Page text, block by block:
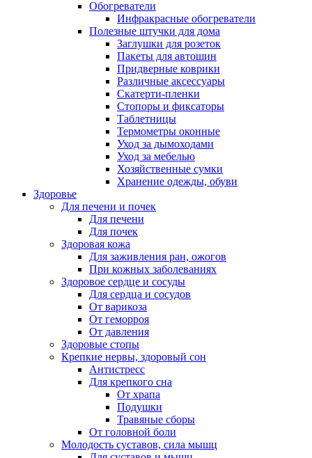
Обогреватели
Инфракрасные обогреватели
Полезные штучки для дома
Заглушки для розеток
Пакеты для автошин
Придверные коврики
Различные аксессуары
Скатерти-пленки
Стопоры и фиксаторы
Таблетницы
Термометры оконные
Уход за дымоходами
Уход за мебелью
Хозяйственные сумки
Хранение одежды, обуви
Здоровье
Для печени и почек
Для печени
Для почек
Здоровая кожа
Для заживления ран, ожогов
При кожных заболеваниях
Здоровое сердце и сосуды
Для сердца и сосудов
От варикоза
От геморроя
От давления
Здоровые стопы
Крепкие нервы, здоровый сон
Антистресс
Для крепкого сна
От храпа
Подушки
Травяные сборы
От головной боли
Молодость суставов, сила мышц